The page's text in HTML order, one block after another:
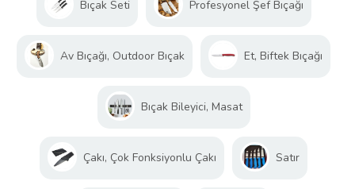
Bıçak Seti Profesyonel Şef Bıçağı
Av Bıçağı, Outdoor Bıçak Et, Biftek Bıçağı
Bıçak Bileyici, Masat
Çakı, Çok Fonksiyonlu Çakı Satır